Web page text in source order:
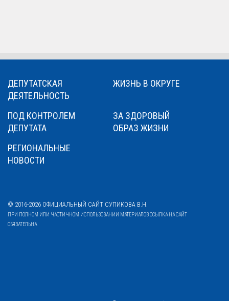
ДЕПУТАТСКАЯ
ДЕЯТЕЛЬНОСТЬ
ЖИЗНЬ В ОКРУГЕ
ПОД КОНТРОЛЕМ
ДЕПУТАТА
ЗА ЗДОРОВЫЙ
ОБРАЗ ЖИЗНИ
РЕГИОНАЛЬНЫЕ
НОВОСТИ
© 2016-2026 ОФИЦИАЛЬНЫЙ САЙТ СУПИКОВА В.Н.
ПРИ ПОЛНОМ ИЛИ ЧАСТИЧНОМ ИСПОЛЬЗОВАНИИ МАТЕРИАЛОВ ССЫЛКА НА САЙТ
ОБЯЗАТЕЛЬНА